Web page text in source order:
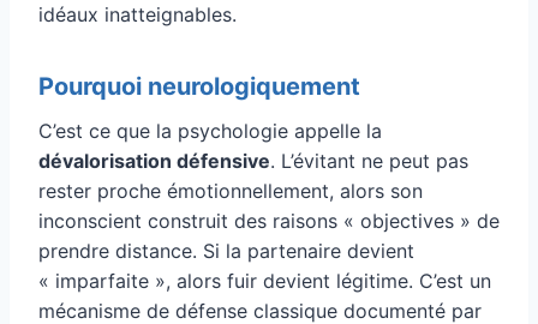
idéaux inatteignables.
Pourquoi neurologiquement
C’est ce que la psychologie appelle la
dévalorisation défensive. L’évitant ne peut pas
rester proche émotionnellement, alors son
inconscient construit des raisons « objectives » de
prendre distance. Si la partenaire devient
« imparfaite », alors fuir devient légitime. C’est un
mécanisme de défense classique documenté par